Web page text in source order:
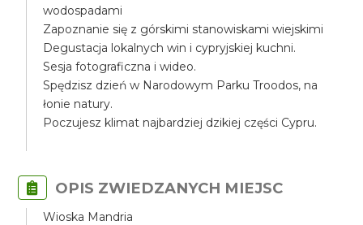
wodospadami
Zapoznanie się z górskimi stanowiskami wiejskimi
Degustacja lokalnych win i cypryjskiej kuchni.
Sesja fotograficzna i wideo.
Spędzisz dzień w Narodowym Parku Troodos, na
łonie natury.
Poczujesz klimat najbardziej dzikiej części Cypru.
OPIS ZWIEDZANYCH MIEJSC
Wioska Mandria